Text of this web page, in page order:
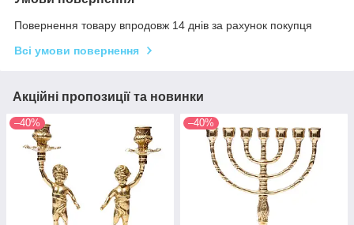
Повернення товару впродовж 14 днів за рахунок покупця
Всі умови повернення
Акційні пропозиції та новинки
–40% –40%